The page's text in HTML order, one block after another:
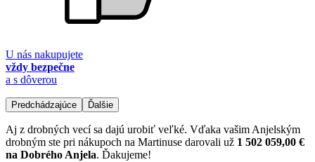
U nás nakupujete
vždy bezpečne
a s dôverou
Predchádzajúce Ďalšie
Aj z drobných vecí sa dajú urobiť veľké. Vďaka vašim Anjelským
drobným ste pri nákupoch na Martinuse darovali už 1 502 059,00 €
na Dobrého Anjela. Ďakujeme!